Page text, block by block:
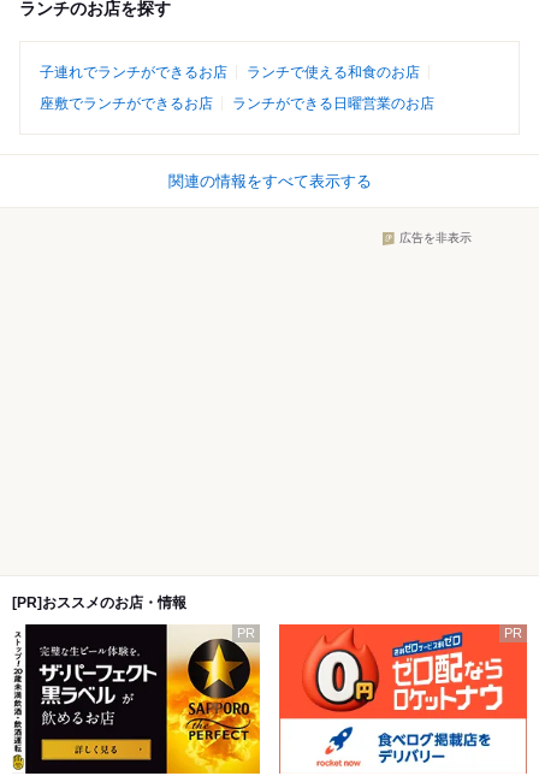
ランチのお店を探す
子連れでランチができるお店
ランチで使える和食のお店
座敷でランチができるお店
ランチができる日曜営業のお店
関連の情報をすべて表示する
広告を非表示
[PR]おススメのお店・情報
PR PR